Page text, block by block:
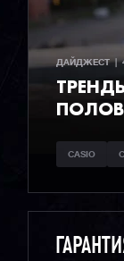
ДАЙДЖЕСТ  |
CASIO